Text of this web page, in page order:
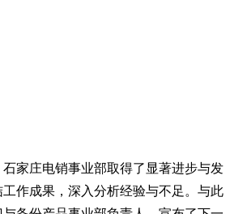
家庄电销事业部取得了显著进步与发
作成果，深入分析经验与不足。与此